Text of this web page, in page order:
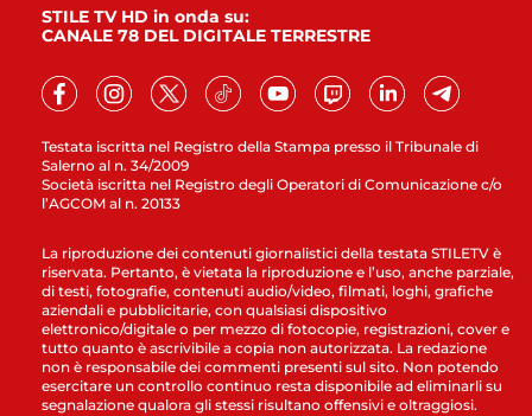
Testata iscritta nel Registro della Stampa presso il Tribunale di
Salerno al n. 34/2009
Società iscritta nel Registro degli Operatori di Comunicazione c/o
l’AGCOM al n. 20133
STILE TV HD in onda su:
CANALE 78 DEL DIGITALE TERRESTRE
La riproduzione dei contenuti giornalistici della testata STILETV è
riservata. Pertanto, è vietata la riproduzione e l’uso, anche parziale,
di testi, fotografie, contenuti audio/video, filmati, loghi, grafiche
aziendali e pubblicitarie, con qualsiasi dispositivo
elettronico/digitale o per mezzo di fotocopie, registrazioni, cover e
tutto quanto è ascrivibile a copia non autorizzata. La redazione
non è responsabile dei commenti presenti sul sito. Non potendo
esercitare un controllo continuo resta disponibile ad eliminarli su
segnalazione qualora gli stessi risultano offensivi e oltraggiosi.